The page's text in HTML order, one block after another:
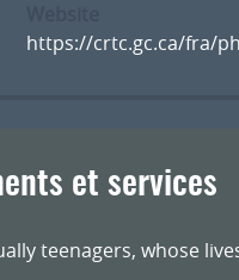
https://crtc.gc.ca/fra/
et services
teenagers, whose